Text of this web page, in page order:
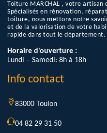
Toiture MARCHAL , votre artisan
Spécialisés en rénovation,
toiture, nous mettons notre
et de la valorisation de votre
rapide dans tout le département.
Horaire d'ouverture :
Lundi – Samedi: 8h à 18h
Info contact
83000 Toulon
04 82 29 31 50